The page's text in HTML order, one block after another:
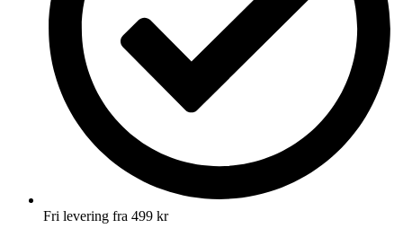
Fri levering fra 499 kr